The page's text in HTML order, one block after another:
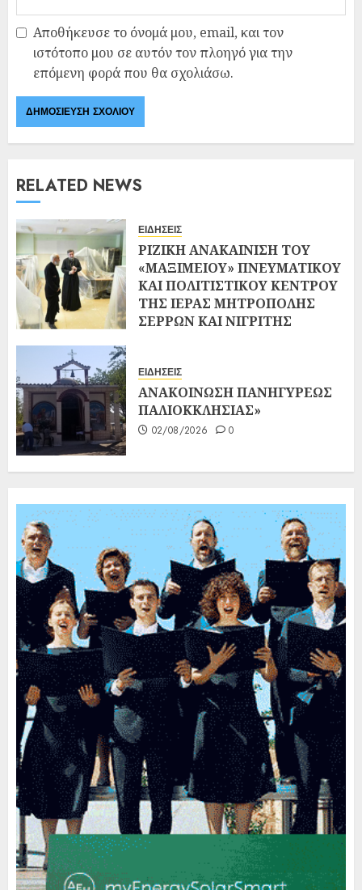
Αποθήκευσε το όνομά μου, email, και τον
ιστότοπο μου σε αυτόν τον πλοηγό για την
επόμενη φορά που θα σχολιάσω.
RELATED NEWS
ΕΙΔΗΣΕΙΣ
ΡΙΖΙΚΗ ΑΝΑΚΑΙΝΙΣΗ ΤΟΥ
«ΜΑΞΙΜΕΙΟΥ» ΠΝΕΥΜΑΤΙΚΟΥ
ΚΑΙ ΠΟΛΙΤΙΣΤΙΚΟΥ ΚΕΝΤΡΟΥ
ΤΗΣ ΙΕΡΑΣ ΜΗΤΡΟΠΟΛΗΣ
ΣΕΡΡΩΝ ΚΑΙ ΝΙΓΡΙΤΗΣ
ΕΙΔΗΣΕΙΣ
ΑΝΑΚΟΙΝΩΣΗ ΠΑΝΗΓΥΡΕΩΣ
ΠΑΛΙΟΚΚΛΗΣΙΑΣ»
02/08/2026 0